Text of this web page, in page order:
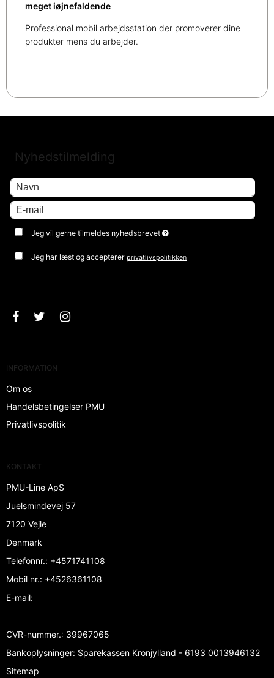
meget iøjnefaldende
Professional mobil arbejdsstation der promoverer dine
produkter mens du arbejder.
Nyhedstilmelding
Jeg vil gerne tilmeldes nyhedsbrevet
Jeg har læst og acceptererprivatlivspolitikken
INFORMATION
Om os
Handelsbetingelser PMU
Privatlivspolitik
KONTAKT
PMU-Line ApS
Juelsmindevej 57
7120 Vejle
Denmark
Telefonnr.: +4571741108
Mobil nr.: +4526361108
E-mail:
CVR-nummer.: 39967065
Bankoplysninger: Sparekassen Kronjylland - 6193 0013946132
Sitemap